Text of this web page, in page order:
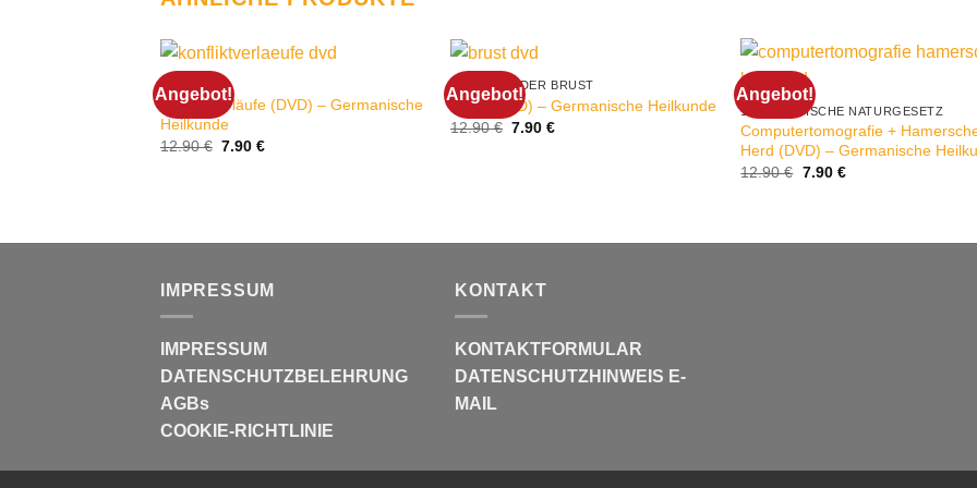
Angebot!
DVD
Konfliktverläufe (DVD) – Germanische
Heilkunde
12.90€ Ursprünglicher
7.90€Aktueller
Angebot!
ABFAULEN DER BRUST
Brust (DVD) – Germanische Heilkunde
12.90€ Ursprünglicher
7.90€Aktueller
Angebot!
1. BIOLOGISCHE NATURGESETZ
Computertomografie +
Herd (DVD) – Germanische
12.90€ Ursprünglicher
7.90 €Aktueller
IMPRESSUM
IMPRESSUM
DATENSCHUTZBELEHRUNG
AGBs
COOKIE-RICHTLINIE
KONTAKT
KONTAKTFORMULAR
DATENSCHUTZHINWEIS E-
MAIL